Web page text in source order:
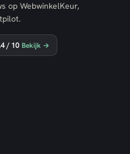
op WebwinkelKeur,
/ 10 Bekijk →